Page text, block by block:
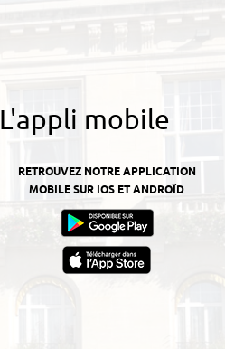
L'appli mobile
RETROUVEZ NOTRE APPLICATION
MOBILE SUR IOS ET ANDROÏD